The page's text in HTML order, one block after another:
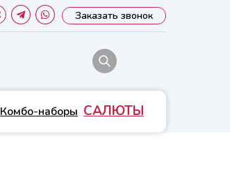
Заказать звонок
Комбо-наборы САЛЮТЫ